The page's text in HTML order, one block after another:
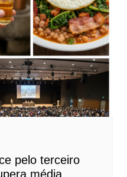
pelo terceiro
média